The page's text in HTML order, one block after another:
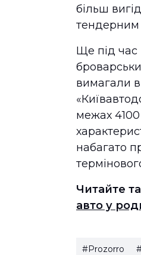
більш
тендерним
Ще під час
вимагали
межах
набагато
Читайте
авто у
#Prozorro